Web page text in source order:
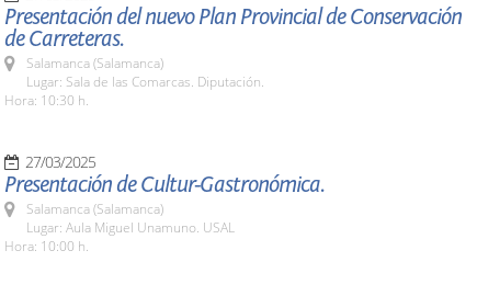
Presentación del nuevo Plan Provincial de Conservación
de Carreteras.
Salamanca (Salamanca)
Lugar: Sala de las Comarcas. Diputación.
Hora: 10:30 h.
27/03/2025
Presentación de Cultur-Gastronómica.
Salamanca (Salamanca)
Lugar: Aula Miguel Unamuno. USAL
Hora: 10:00 h.